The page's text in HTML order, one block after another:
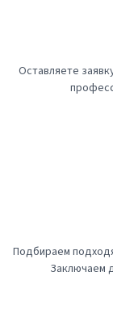
Оставляете
Подбираем
Заключаем